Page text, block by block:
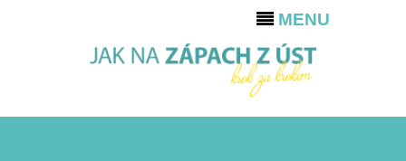
MENU